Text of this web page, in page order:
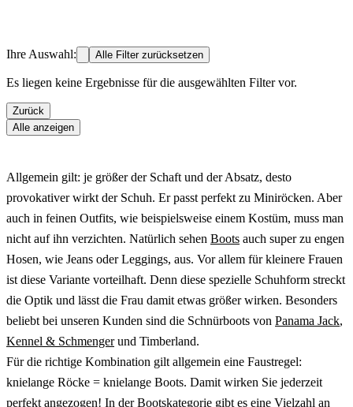
Ihre Auswahl: Alle Filter zurücksetzen
Es liegen keine Ergebnisse für die ausgewählten Filter vor.
Zurück
Alle anzeigen
Allgemein gilt: je größer der Schaft und der Absatz, desto
provokativer wirkt der Schuh. Er passt perfekt zu Miniröcken. Aber
auch in feinen Outfits, wie beispielsweise einem Kostüm, muss man
nicht auf ihn verzichten. Natürlich sehen Boots auch super zu engen
Hosen, wie Jeans oder Leggings, aus. Vor allem für kleinere Frauen
ist diese Variante vorteilhaft. Denn diese spezielle Schuhform streckt
die Optik und lässt die Frau damit etwas größer wirken. Besonders
beliebt bei unseren Kunden sind die Schnürboots von Panama Jack,
Kennel & Schmengerund Timberland.
Für die richtige Kombination gilt allgemein eine Faustregel:
knielange Röcke = knielange Boots. Damit wirken Sie jederzeit
perfekt angezogen! In der Bootskategorie gibt es eine Vielzahl an